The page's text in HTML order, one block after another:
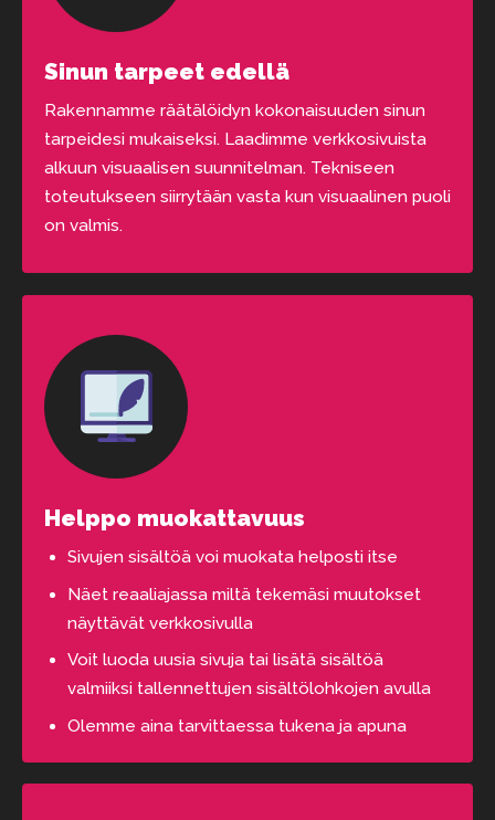
Sinun tarpeet edellä
Rakennamme räätälöidyn kokonaisuuden sinun
tarpeidesi mukaiseksi. Laadimme verkkosivuista
alkuun visuaalisen suunnitelman. Tekniseen
toteutukseen siirrytään vasta kun visuaalinen puoli
on valmis.
Helppo muokattavuus
Sivujen sisältöä voi muokata helposti itse
Näet reaaliajassa miltä tekemäsi muutokset
näyttävät verkkosivulla
Voit luoda uusia sivuja tai lisätä sisältöä
valmiiksi tallennettujen sisältölohkojen avulla
Olemme aina tarvittaessa tukena ja apuna